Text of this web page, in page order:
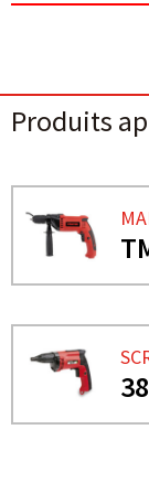
Produits